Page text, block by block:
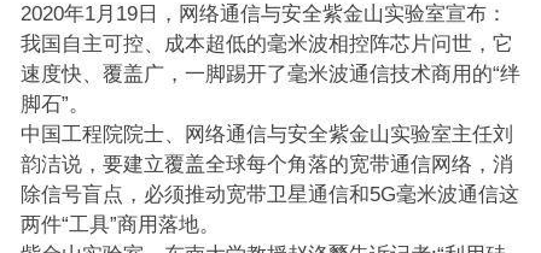
2020年1月19日，网络通信与安全紫金山实验室宣布：
我国自主可控、成本超低的毫米波相控阵芯片问世，它
速度快、覆盖广，一脚踢开了毫米波通信技术商用的“绊
脚石”。
中国工程院院士、网络通信与安全紫金山实验室主任刘
韵洁说，要建立覆盖全球每个角落的宽带通信网络，消
除信号盲点，必须推动宽带卫星通信和5G毫米波通信这
两件“工具”商用落地。